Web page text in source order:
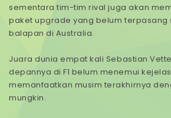
sementara tim-tim rival juga akan
paket upgrade yang belum terpasang
balapan di Australia.
Juara dunia empat kali Sebastian
depannya di F1 belum menemui
memanfaatkan musim terakhirnya
mungkin.